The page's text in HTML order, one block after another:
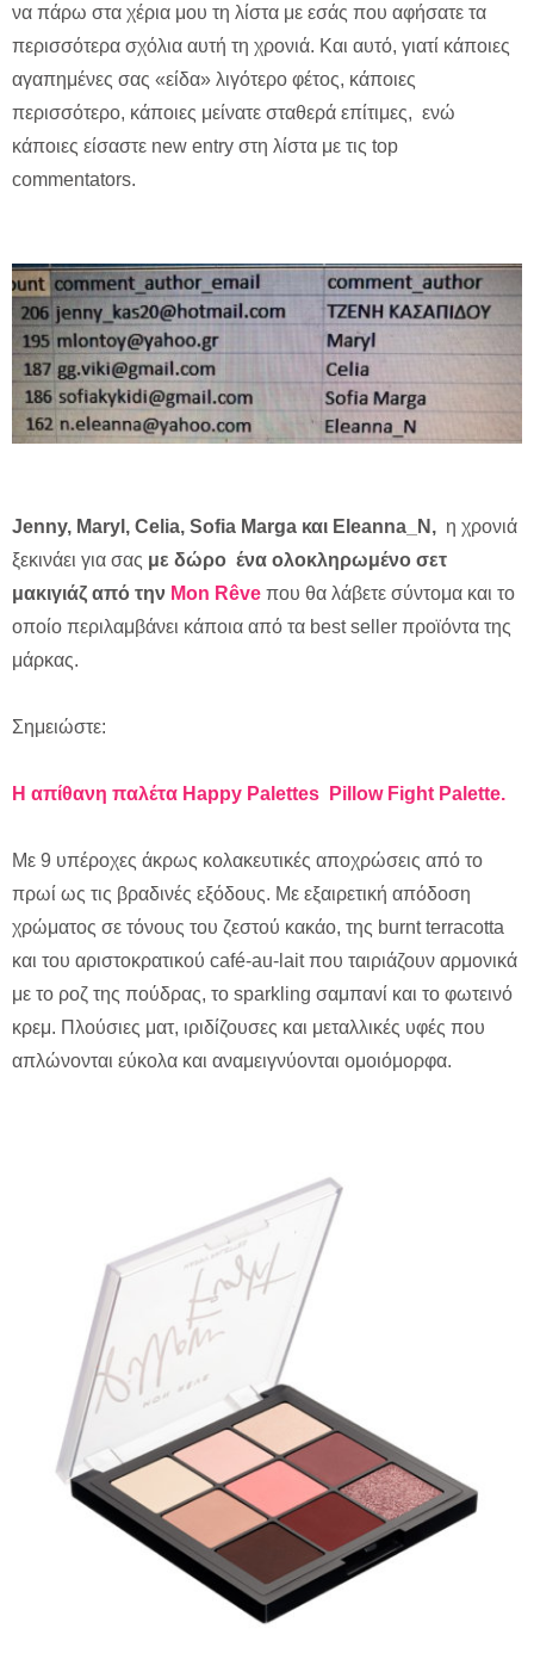
να πάρω στα χέρια μου τη λίστα με εσάς που αφήσατε τα
περισσότερα σχόλια αυτή τη χρονιά. Kαι αυτό, γιατί κάποιες
αγαπημένες σας «είδα» λιγότερο φέτος, κάποιες
περισσότερο, κάποιες μείνατε σταθερά επίτιμες, ενώ
κάποιες είσαστε new entry στη λίστα με τις top
commentators.
Jenny, Maryl, Celia, Sofia Marga και Eleanna_ N, η χρονιά
ξεκινάει για σας με δώρο ένα ολοκληρωμένο σετ
μακιγιάζ από την Mon Rêve που θα λάβετε σύντομα και το
οποίο περιλαμβάνει κάποια από τα best seller προϊόντα της
μάρκας.
Σημειώστε:
Η απίθανη παλέτα Happy Palettes Pillow Fight Palette.
Με 9 υπέροχες άκρως κολακευτικές αποχρώσεις από το
πρωί ως τις βραδινές εξόδους. Με εξαιρετική απόδοση
χρώματος σε τόνους του ζεστού κακάο, της burnt terracotta
και του αριστοκρατικού café-au-lait που ταιριάζουν αρμονικά
με το ροζ της πούδρας, το sparkling σαμπανί και το φωτεινό
κρεμ. Πλούσιες ματ, ιριδίζουσες και μεταλλικές υφές που
απλώνονται εύκολα και αναμειγνύονται ομοιόμορφα.